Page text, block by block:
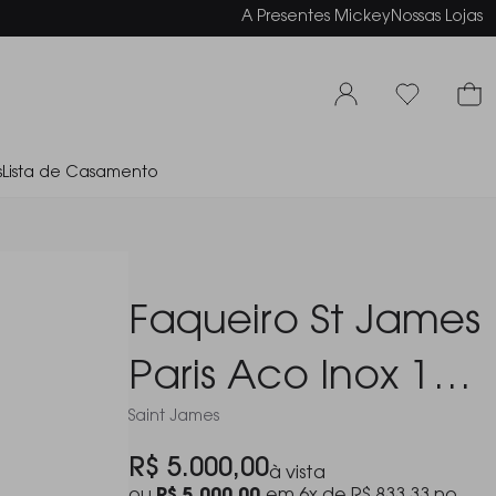
A Presentes MickeyNossas Lojas
Lista de Casamento
Faqueiro St James
Paris Aco Inox 130
Pecas
Saint James
R$ 5.000,00à vista